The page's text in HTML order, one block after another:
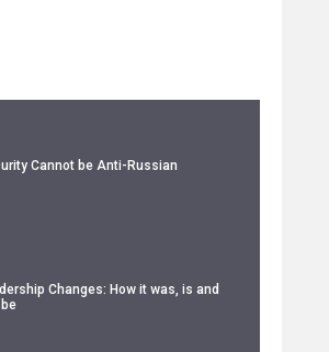
Cannot be Anti-Russian
Changes: How it was, is and